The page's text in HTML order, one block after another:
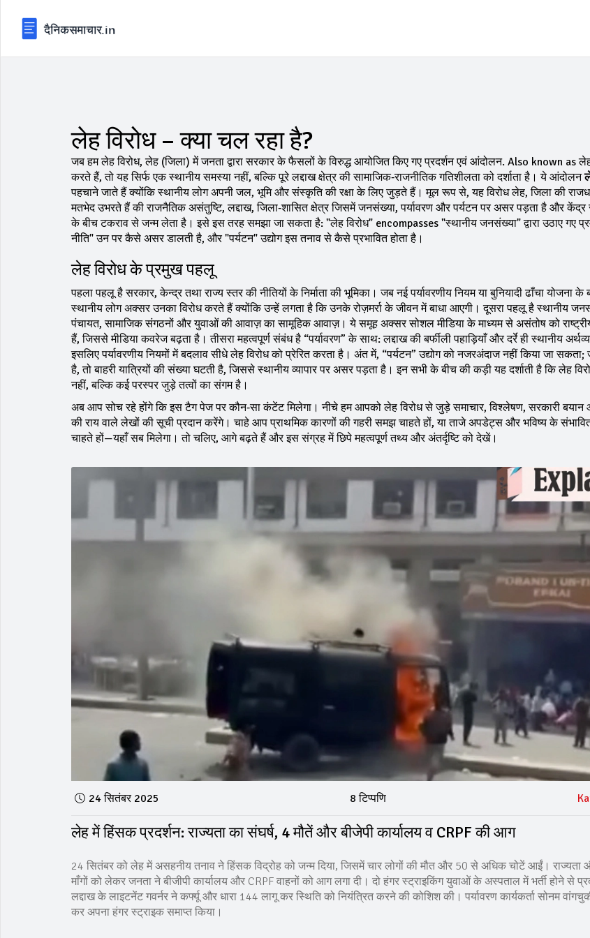
लेह विरोध – क्या चल रहा है?
जब हमलेह विरोध,लेह (जिला) में जनता द्वारा सरकार के फैसलों के विरुद्ध आयोजित किए गए प्रदर्शन एवं आंदोलन. Also known as
करते हैं, तो यह सिर्फ एक स्थानीय समस्या नहीं, बल्कि पूरे लद्दाख क्षेत्र की सामाजिक‑राजनीतिक गतिशीलता को दर्शाता है। ये आंदोलन
पहचाने जाते हैं क्योंकि स्थानीय लोग अपनी जल, भूमि और संस्कृति की रक्षा के लिए जुड़ते हैं। मूल रूप से, यह विरोधलेह,जिला की
मतभेद उभरते हैंकी राजनैतिक असंतुष्टि,लद्दाख,जिला‑शासित क्षेत्र जिसमें जनसंख्या, पर्यावरण और पर्यटन पर असर पड़ता है और केंद्र
के बीच टकराव से जन्म लेता है। इसे इस तरह समझा जा सकता है: "लेह विरोध" encompasses "स्थानीय जनसंख्या" द्वारा उठाए गए
नीति" उन पर कैसे असर डालती है, और "पर्यटन" उद्योग इस तनाव से कैसे प्रभावित होता है।
लेह विरोध के प्रमुख पहलू
पहला पहलू हैसरकार,केन्द्र तथा राज्य स्तर की नीतियों के निर्माताकी भूमिका। जब नई पर्यावरणीय नियम या बुनियादी ढाँचा योजना के
स्थानीय लोग अक्सर उनका विरोध करते हैं क्योंकि उन्हें लगता है कि उनके रोज़मर्रा के जीवन में बाधा आएगी। दूसरा पहलू हैस्थानीय
पंचायत, सामाजिक संगठनों और युवाओं की आवाज़का सामूहिक आवाज़। ये समूह अक्सर सोशल मीडिया के माध्यम से असंतोष को
हैं, जिससे मीडिया कवरेज बढ़ता है। तीसरा महत्वपूर्ण संबंध है “पर्यावरण” के साथ: लद्दाख की बर्फीली पहाड़ियाँ और दर्रे ही स्थानीय
इसलिए पर्यावरणीय नियमों में बदलाव सीधे लेह विरोध को प्रेरित करता है। अंत में, “पर्यटन” उद्योग को नजरअंदाज नहीं किया जा सकता;
है, तो बाहरी यात्रियों की संख्या घटती है, जिससे स्थानीय व्यापार पर असर पड़ता है। इन सभी के बीच की कड़ी यह दर्शाती है कि लेह
नहीं, बल्कि कई परस्पर जुड़े तत्वों का संगम है।
अब आप सोच रहे होंगे कि इस टैग पेज पर कौन‑सा कंटेंट मिलेगा। नीचे हम आपको लेह विरोध से जुड़े समाचार, विश्लेषण, सरकारी बयान
की राय वाले लेखों की सूची प्रदान करेंगे। चाहे आप प्राथमिक कारणों की गहरी समझ चाहते हों, या ताजे अपडेट्स और भविष्य के
चाहते हों—यहाँ सब मिलेगा। तो चलिए, आगे बढ़ते हैं और इस संग्रह में छिपे महत्वपूर्ण तथ्य और अंतर्दृष्टि को देखें।
24 सितंबर 2025 8 टिप्पणि
लेह में हिंसक प्रदर्शन: राज्यता का संघर्ष, 4 मौतें और बीजेपी कार्यालय व CRPF की आग
24 सितंबर को लेह में असहनीय तनाव ने हिंसक विद्रोह को जन्म दिया, जिसमें चार लोगों की मौत और 50 से अधिक चोटें आईं।
माँगों को लेकर जनता ने बीजीपी कार्यालय और CRPF वाहनों को आग लगा दी। दो हंगर स्ट्राइकिंग युवाओं के अस्पताल में भर्ती होने से
लद्दाख के लाइटनेंट गवर्नर ने कर्फ्यू और धारा 144 लागू कर स्थिति को नियंत्रित करने की कोशिश की। पर्यावरण कार्यकर्ता सोनम
कर अपना हंगर स्ट्राइक समाप्त किया।